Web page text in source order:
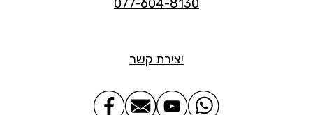
077-604-8130
יצירת קשר